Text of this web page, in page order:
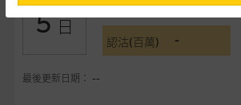
5 日
-
認沽(百萬) -
最後更新日期： --
提供網站內容的基準 – 使用時請考慮
網站內容來自我們在所示日期時認為可靠之來
供。惟麥格理集團並無核實所有網站內容，故
言，網站內容可能未必完整或準確。麥格理集